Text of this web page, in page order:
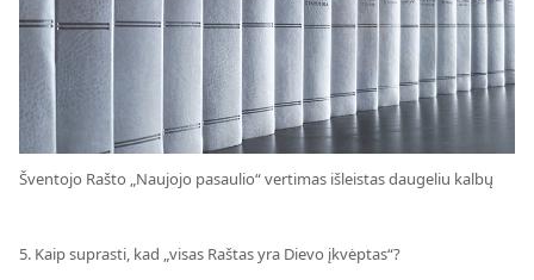
Šventojo Rašto „Naujojo pasaulio“ vertimas išleistas daugeliu kalbų
5. Kaip suprasti, kad „visas Raštas yra Dievo įkvėptas“?